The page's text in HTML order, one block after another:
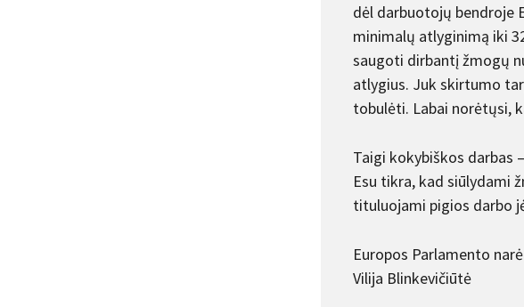
dėl darbuotojų bendroje
minimalų atlyginimą iki
saugoti dirbantį žmogų
atlygius. Juk skirtumo
tobulėti. Labai norėtųsi,
Taigi kokybiškos darbas
Esu tikra, kad siūlydami
tituluojami pigios darbo
Europos Parlamento narė
Vilija Blinkevičiūtė